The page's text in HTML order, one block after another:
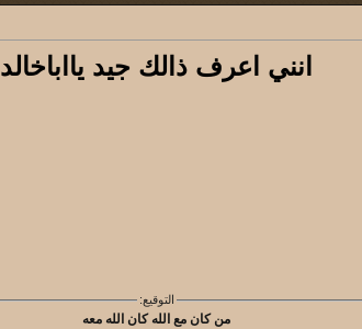
انني اعرف ذالك جيد يااباخالد
التوقيع:
من كان مع الله كان الله معه